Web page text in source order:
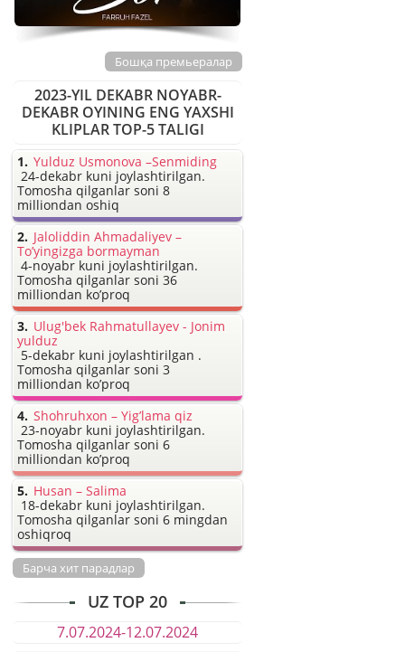
Бошқа премьералар
2023-YIL DEKABR NOYABR-
DEKABR OYINING ENG YAXSHI
KLIPLAR TOP-5 TALIGI
Yulduz Usmonova –Senmiding
24-dekabr kuni joylashtirilgan.
Tomosha qilganlar soni 8
milliondan oshiq
Jaloliddin Ahmadaliyev –
To’yingizga bormayman
4-noyabr kuni joylashtirilgan.
Tomosha qilganlar soni 36
milliondan ko’proq
Ulug'bek Rahmatullayev - Jonim
yulduz
5-dekabr kuni joylashtirilgan .
Tomosha qilganlar soni 3
milliondan ko’proq
Shohruhxon – Yig’lama qiz
23-noyabr kuni joylashtirilgan.
Tomosha qilganlar soni 6
milliondan ko’proq
Husan – Salima
18-dekabr kuni joylashtirilgan.
Tomosha qilganlar soni 6 mingdan
oshiqroq
Барча хит парадлар
UZ TOP 20
7.07.2024-12.07.2024